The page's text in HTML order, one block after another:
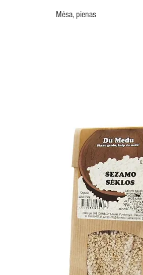
Mėsa, pienas